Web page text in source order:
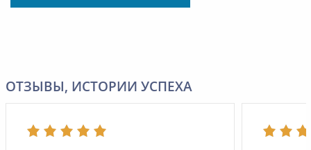
ОТЗЫВЫ, ИСТОРИИ УСПЕХА